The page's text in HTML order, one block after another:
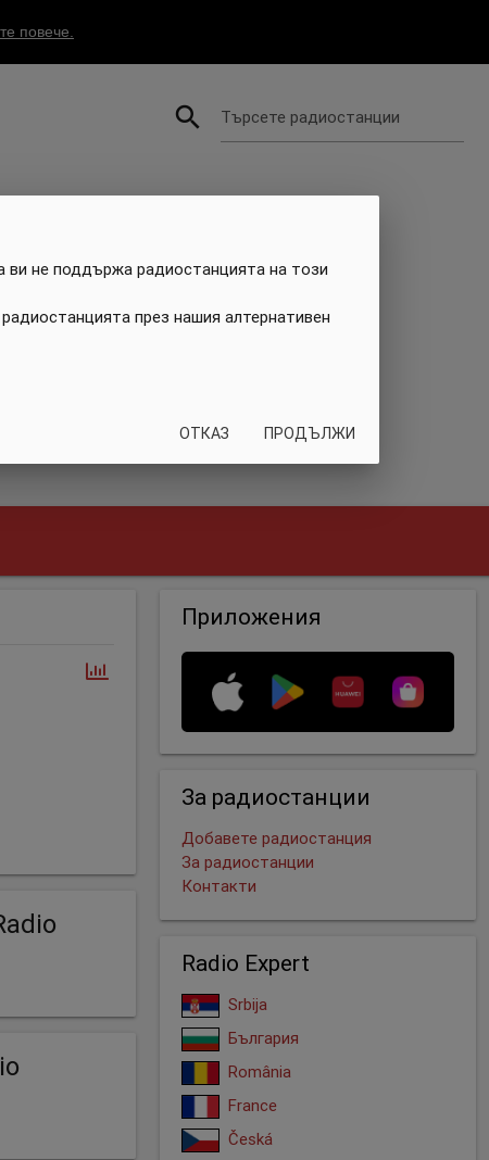
повече.
search Търсете радиостанции
ви не поддържа радиостанцията на този
през нашия алтернативен
ОТКАЗ ПРОДЪЛЖИ
Приложения
За радиостанции
Добавете радиостанция
За радиостанции
Контакти
Radio Expert
Srbija
България
România
France
Česká